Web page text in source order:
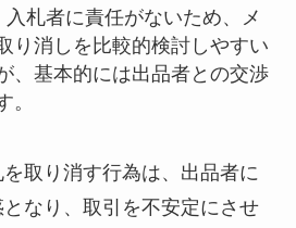
入札者に責任がないため、メ
り消しを比較的検討しやすい
、基本的には出品者との交渉
。
取り消す行為は、出品者に
なり、取引を不安定にさせ